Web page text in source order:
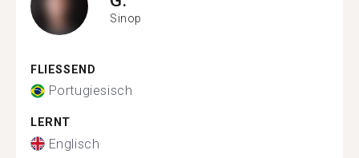
Sinop
FLIESSEND
Portugiesisch
LERNT
Englisch